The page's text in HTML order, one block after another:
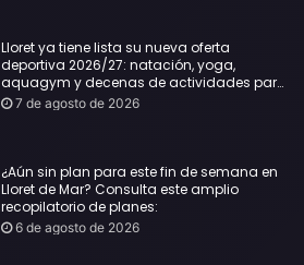
Lloret ya tiene lista su nueva oferta
deportiva 2026/27: natación, yoga,
aquagym y decenas de actividades para
todas las edades
7 de agosto de 2026
¿Aún sin plan para este fin de semana en
Lloret de Mar? Consulta este amplio
recopilatorio de planes:
6 de agosto de 2026